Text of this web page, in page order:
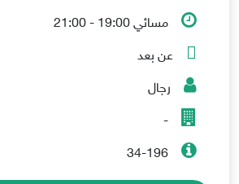
مسائي 19:00 - 21:00
عن بعد
رجال
-
34-196